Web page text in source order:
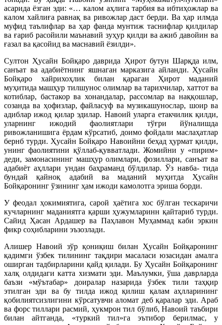
асарида ёзган эди: «… калом аҳлига тарбия ва ибтиҳожлар ва
калом хайлиға равнақ ва ривожлар даст берди. Ва ҳар илмда
муфид таълифлар ва ҳар фанда мунтиж таснифлар қилдилар
ва ғариб расойили маънавий зуҳур қилди ва ажиб давойин ва
ғазал ва қасойид ва маснавий ёзилди».
Султон Ҳусайн Бойқаро даврида Ҳирот бутун Шарқда илм,
санъат ва адабиётнинг яшнаган марказига айланди. Ҳусайн
Бойқаро хайрихоҳлик билан қараган Ҳирот маданий
муҳитида машҳур тилшунос олимлар ва тарихчилар, хаттот ва
котиблар, бастакор ва хонандалар, рассомлар ва наққошлар,
созанда ва ҳофизлар, файласуф ва музикашунослар, шоир ва
адиблар ижод қилар эдилар. Навоий уларга етакчилик қилди,
уларнинг ижодий фаолиятлари тўғри йўналишда
ривожланишига ёрдам кўрсатиб, доимо фойдали маслаҳатлар
бернб турди. Ҳусайн Бойқаро Навоийни беҳад ҳурмат қилди,
унинг фаолиятини қўллаб-қувватлади. Жомийни у «пирим»
деди, замонасининг машҳур олимлари, фозиллари, санъат ва
адабиёт аҳллари ундан баҳраманд бўлдилар. Ўз навба- тида
бундай қайноқ адабий ва маданий муҳитда Ҳусайн
Бойқаронинг ўзининг ҳам ижоди камолотга эриша борди.
У феодал ҳокимиятига, сарой ҳаётига хос бўлган тескаричи
кучларнинг маданиятга қарши ҳужумларинн қайтариб турди.
Сайид Ҳасан Ардашер ва Паҳлавон Муҳаммад каби эркин
фикр соҳибларини эъзозлади.
Алишер Навоий зўр қониқиш билан Ҳусайн Бойқаронинг
қадимги ўзбек тилининг тақдири масаласи юзасидан амалга
оширган тадбирларини қайд қилади. Бу Ҳусайн Бойқаронинг
халқ олдидаги катта хизмати эди. Маълумки, ўша даврларда
баъзи «мўътабар» доиралар назарида ўзбек тили таҳқир
этилган эди ва бу тилда ижод қилиш қалам аҳлларининг
қобилиятсизлигини кўрсатувчи аломат деб қаралар эди. Араб
ва форс тиллари расмий, ҳукмрон тил бўлиб, Навоий таъбири
билан айтганда, «туркий тил»га эътибор берилмас, у